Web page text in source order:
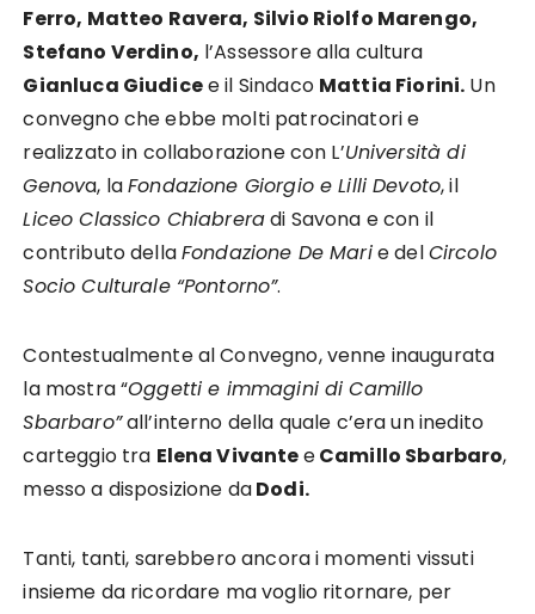
Ferro, Matteo Ravera, Silvio Riolfo Marengo,
Stefano Verdino, l’Assessore alla cultura
Gianluca Giudicee il Sindaco Mattia Fiorini. Un
convegno che ebbe molti patrocinatori e
realizzato in collaborazione con L’Università di
Genova, laFondazione Giorgio e Lilli Devoto, il
Liceo Classico Chiabreradi Savona e con il
contributo dellaFondazione De Marie delCircolo
Socio Culturale “Pontorno”.
Contestualmente al Convegno, venne inaugurata
la mostra “Oggetti e immagini di Camillo
Sbarbaro”all’interno della quale c’era un inedito
carteggio tra Elena VivanteeCamillo Sbarbaro,
messo a disposizione daDodi.
Tanti, tanti, sarebbero ancora i momenti vissuti
insieme da ricordare ma voglio ritornare, per